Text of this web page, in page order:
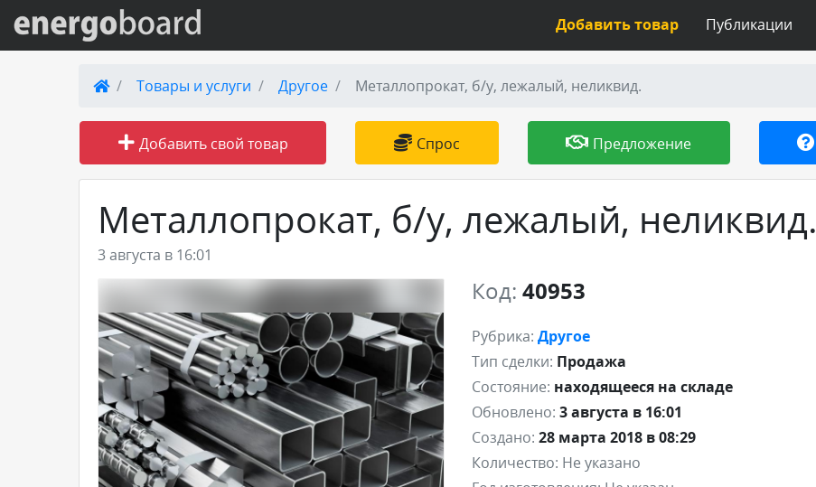
Вход на сайт
Поиск по сайту
Публикации
Справка
Товары и услуги
Добавить товар или услугу
Публикации
Добавить товар
Товары и услуги Другое Металлопрокат, б/у, лежалый, неликвид.
Добавить свой товар Спрос Предложение
Металлопрокат, б/у, лежалый, неликвид.
3 августа в 16:01
Код: 40953
Рубрика: Другое
Тип сделки: Продажа
Состояние: находящееся на складе
Обновлено: 3 августа в 16:01
Создано: 28 марта 2018 в 08:29
Количество: Не указано